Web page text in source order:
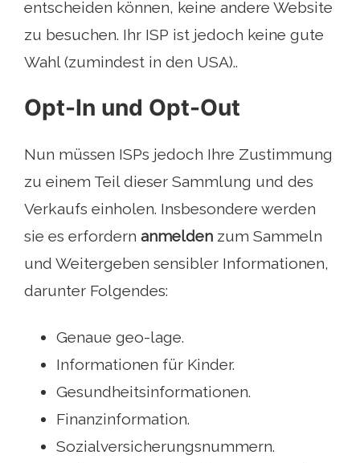
entscheiden können, keine andere Website
zu besuchen. Ihr ISP ist jedoch keine gute
Wahl (zumindest in den USA)..
Opt-In und Opt-Out
Nun müssen ISPs jedoch Ihre Zustimmung
zu einem Teil dieser Sammlung und des
Verkaufs einholen. Insbesondere werden
sie es erfordern anmelden zum Sammeln
und Weitergeben sensibler Informationen,
darunter Folgendes:
Genaue geo-lage.
Informationen für Kinder.
Gesundheitsinformationen.
Finanzinformation.
Sozialversicherungsnummern.